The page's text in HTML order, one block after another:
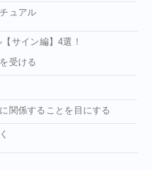
ュアル
サイン編】4選！
受ける
関係することを目にする